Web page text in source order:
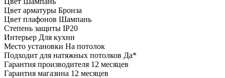
Цвет арматуры Бронза
Цвет плафонов Шампань
Степень защиты IP20
Интерьер Для кухни
Место установки На потолок
Подходит для натяжных потолков Да*
Гарантия производителя 12 месяцев
Гарантия магазина 12 месяцев